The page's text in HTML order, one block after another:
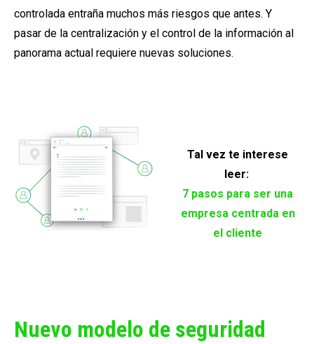
controlada entraña muchos más riesgos que antes. Y
pasar de la centralización y el control de la información al
panorama actual requiere nuevas soluciones.
Tal vez te interese
leer:
7 pasos para ser una
empresa centrada en
el cliente
Nuevo modelo de seguridad